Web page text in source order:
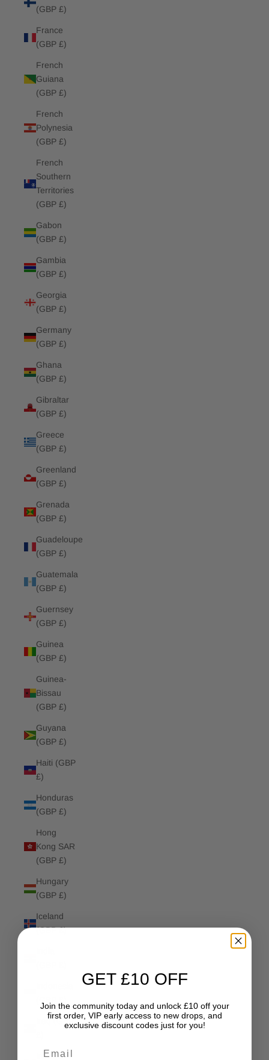
(GBP £)
France
(GBP £)
French
Guiana
(GBP £)
French
Polynesia
(GBP £)
French
Southern
Territories
(GBP £)
Gabon
(GBP £)
Gambia
(GBP £)
Georgia
(GBP £)
Germany
(GBP £)
Ghana
(GBP £)
Gibraltar
(GBP £)
Greece
(GBP £)
Greenland
(GBP £)
Grenada
(GBP £)
Guadeloupe
(GBP £)
Guatemala
(GBP £)
Guernsey
(GBP £)
Guinea
(GBP £)
Guinea-
Bissau
(GBP £)
Guyana
(GBP £)
Haiti (GBP
£)
Honduras
(GBP £)
Hong
Kong SAR
(GBP £)
Hungary
(GBP £)
Iceland
(GBP £)
Iraq (GBP
Ireland
GET £10 OFF
Join the community today and unlock £10 off your
first order, VIP early access to new drops, and
exclusive discount codes just for you!